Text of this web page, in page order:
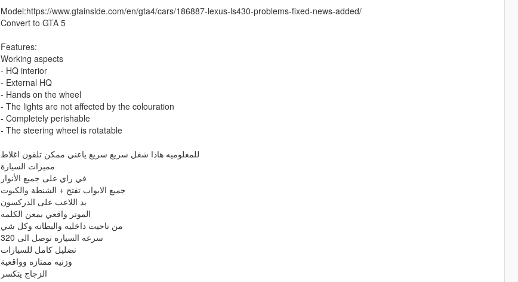
Model:https://www.gtainside.com/en/gta4/cars/186887-lexus-ls430-problems-fixed-news-added/
Convert to GTA 5
Features:
Working aspects
- HQ interior
- External HQ
- Hands on the wheel
- The lights are not affected by the colouration
- Completely perishable
- The steering wheel is rotatable
للمعلوميه هاذا شغل سريع سريع ياعني ممكن تلقون اغلاط
مميزات السيارة
في راي على جميع الأنوار
جميع الابواب تفتح + الشنطة والكبوت
يد اللاعب على الدركسون
الموتر واقعي بمعن الكلمه
من ناحيت داخليه والبطانه وكل شي
سرعه السياره توصل الى 320
تضليل كامل للسيارات
وزنيه ممتازه وواقعية
الزجاج يتكسر